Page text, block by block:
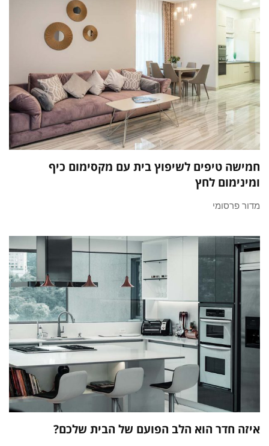
חמישה טיפים לשיפוץ בית עם מקסימום כיף
ומינימום לחץ
מדור פרסומי​
איזה חדר הוא הלב הפועם של הבית שלכם?